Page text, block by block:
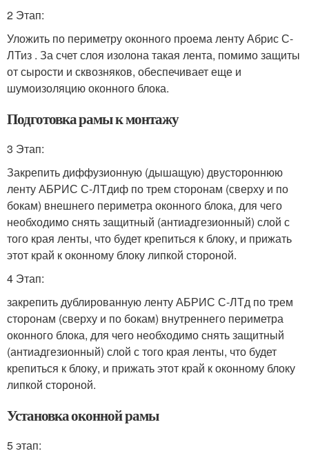
2 Этап:
Уложить по периметру оконного проема ленту Абрис С-
ЛТиз . За счет слоя изолона такая лента, помимо защиты
от сырости и сквозняков, обеспечивает еще и
шумоизоляцию оконного блока.
Подготовка рамы к монтажу
3 Этап:
Закрепить диффузионную (дышащую) двустороннюю
ленту АБРИС С-ЛТдиф по трем сторонам (сверху и по
бокам) внешнего периметра оконного блока, для чего
необходимо снять защитный (антиадгезионный) слой с
того края ленты, что будет крепиться к блоку, и прижать
этот край к оконному блоку липкой стороной.
4 Этап:
закрепить дублированную ленту АБРИС С-ЛТд по трем
сторонам (сверху и по бокам) внутреннего периметра
оконного блока, для чего необходимо снять защитный
(антиадгезионный) слой с того края ленты, что будет
крепиться к блоку, и прижать этот край к оконному блоку
липкой стороной.
Установка оконной рамы
5 этап: